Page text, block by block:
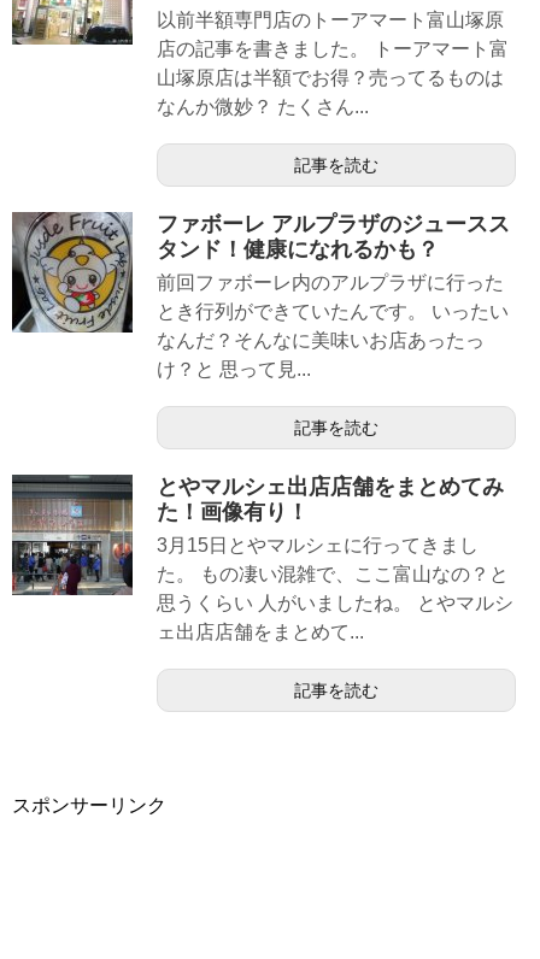
以前半額専門店のトーアマート富山塚原
店の記事を書きました。 トーアマート富
山塚原店は半額でお得？売ってるものは
なんか微妙？ たくさん...
記事を読む
ファボーレ アルプラザのジュースス
タンド！健康になれるかも？
前回ファボーレ内のアルプラザに行った
とき行列ができていたんです。 いったい
なんだ？そんなに美味いお店あったっ
け？と 思って見...
記事を読む
とやマルシェ出店店舗をまとめてみ
た！画像有り！
3月15日とやマルシェに行ってきまし
た。 もの凄い混雑で、ここ富山なの？と
思うくらい 人がいましたね。 とやマルシ
ェ出店店舗をまとめて...
記事を読む
スポンサーリンク